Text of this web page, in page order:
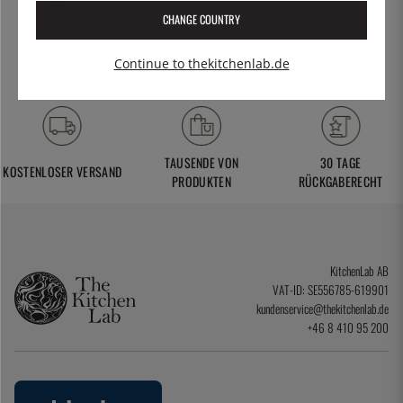
KOSTENLOSER VERSAND
TAUSENDE VON
PRODUKTEN
30 TAGE
RÜCKGABERECHT
KitchenLab AB
VAT-ID: SE556785-619901
kundenservice@thekitchenlab.de
+46 8 410 95 200
CHANGE COUNTRY
Continue to thekitchenlab.de